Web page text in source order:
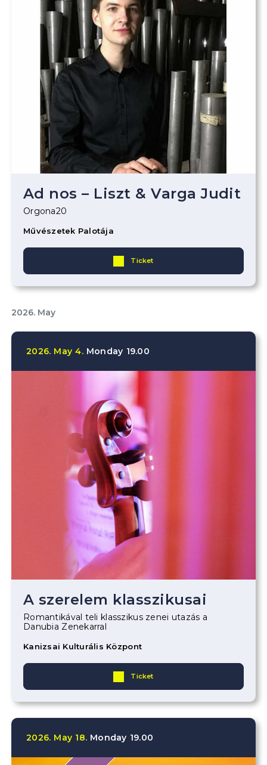
Ad nos – Liszt & Varga Judit
Orgona20
Művészetek Palotája
Ticket
2026. May
2026. May 4. Monday 19.00
A szerelem klasszikusai
Romantikával teli klasszikus zenei utazás a
Danubia Zenekarral
Kanizsai Kulturális Központ
Ticket
2026. May 18. Monday 19.00